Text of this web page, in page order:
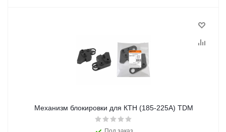
Механизм блокировки для КТН (185-225А) TDM